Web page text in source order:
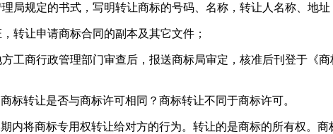
局规定的书式，写明转让商标的号码、名称，转让人名称、地
转让申请商标合同的副本及其它文件；
工商行政管理部门审查后，报送商标局审定，核准后刊登于《
标转让是否与商标许可相同？商标转让不同于商标许可。
内将商标专用权转让给对方的行为。转让的是商标的所有权。